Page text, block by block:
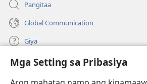
Mga Setting sa Pribasiya
Pangitaa
Global Communication
Giya
Donasyon
(mo-
open